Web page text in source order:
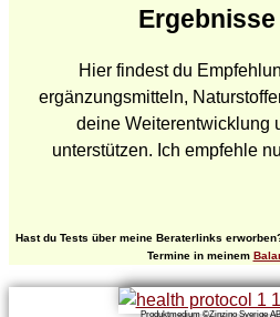
Hier findest du
ergänzungs­mitteln,
deine Weiterentwicklung
unterstützen. Ich empfehle
Hast du Tests über meine Beraterlinks
Termine in meinem
Produktmedium ©Zinzino Sverige